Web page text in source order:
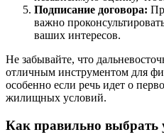
Подписание договора:
важно
ваших интересов.
Не забывайте, что
отличным инструментом для
особенно если речь идет о
жилищных условий.
Как правильно выбрать